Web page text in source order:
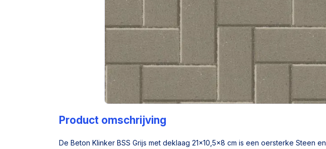
Product omschrijving
De Beton Klinker BSS Grijs met deklaag 21x10,5x8 cm is een oersterke Steen en